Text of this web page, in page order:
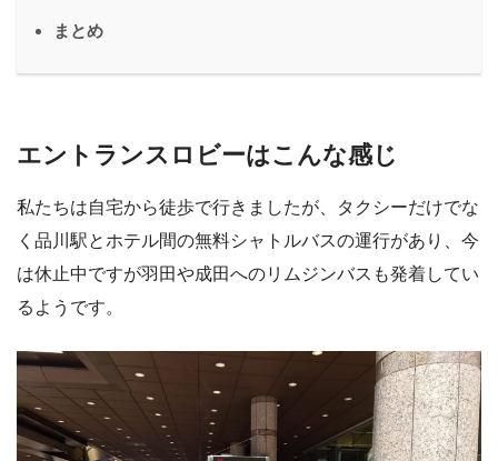
まとめ
エントランスロビーはこんな感じ
私たちは自宅から徒歩で行きましたが、タクシーだけでな
く品川駅とホテル間の無料シャトルバスの運行があり、今
は休止中ですが羽田や成田へのリムジンバスも発着してい
るようです。